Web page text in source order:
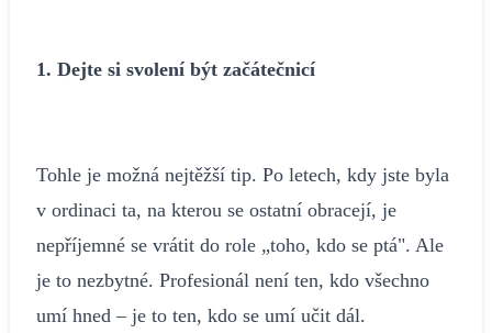
1. Dejte si svolení být začátečnicí
Tohle je možná nejtěžší tip. Po letech, kdy jste byla
v ordinaci ta, na kterou se ostatní obracejí, je
nepříjemné se vrátit do role „toho, kdo se ptá". Ale
je to nezbytné. Profesionál není ten, kdo všechno
umí hned – je to ten, kdo se umí učit dál.